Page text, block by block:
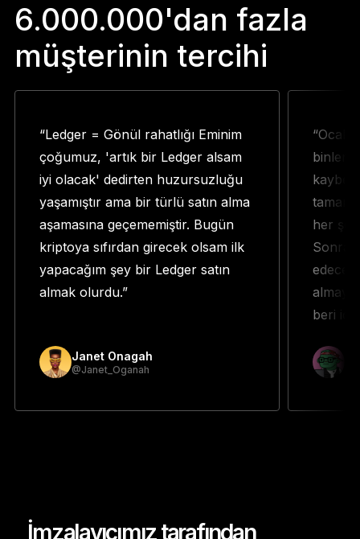
6.000.000'dan fazla
müşterinin tercihi
“Ledger = Gönül rahatlığı Eminim
çoğumuz, 'artık bir Ledger alsam
iyi olacak' dedirten huzursuzluğu
yaşamıştır ama bir türlü satın alma
aşamasına geçememiştir. Bugün
kriptoya sıfırdan girecek olsam ilk
yapacağım şey bir Ledger satın
almak olurdu.”
Janet Onagah
@Janet_Oganah
“Ocak
her
Sonra
beri
İmzalayıcımız tarafından